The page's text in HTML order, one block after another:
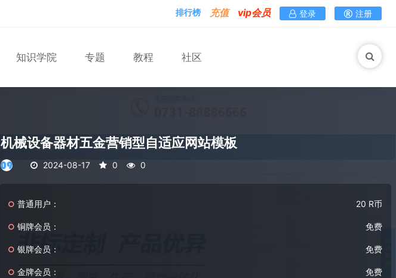
排行榜 充值 vip会员 登录 注册
知识学院 专题 教程 社区
机械设备器材五金营销型自适应网站模板
2024-08-17 0 0
普通用户： 20 R币
铜牌会员： 免费
银牌会员： 免费
金牌会员： 免费